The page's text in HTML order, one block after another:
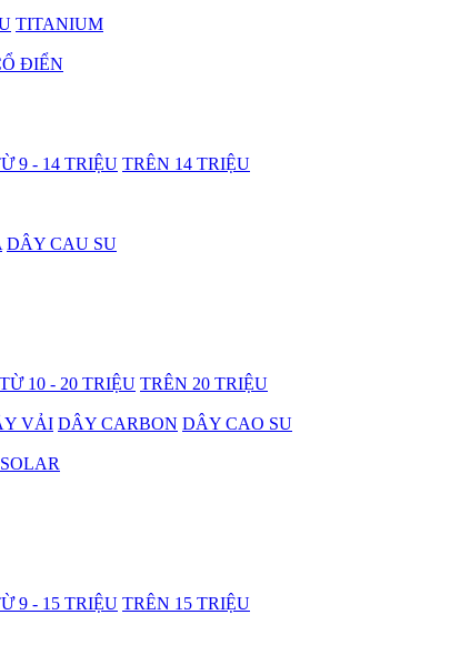
TITANIUM
ĐIỂN
9 - 14 TRIỆU TRÊN 14 TRIỆU
DÂY CAU SU
TỪ 10 - 20 TRIỆU TRÊN 20 TRIỆU
VẢI DÂY CARBON DÂY CAO SU
9 - 15 TRIỆU TRÊN 15 TRIỆU